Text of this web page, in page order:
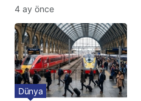
kriz: Büyükelçilikten
açıklama!
4 ay önce
Dünya